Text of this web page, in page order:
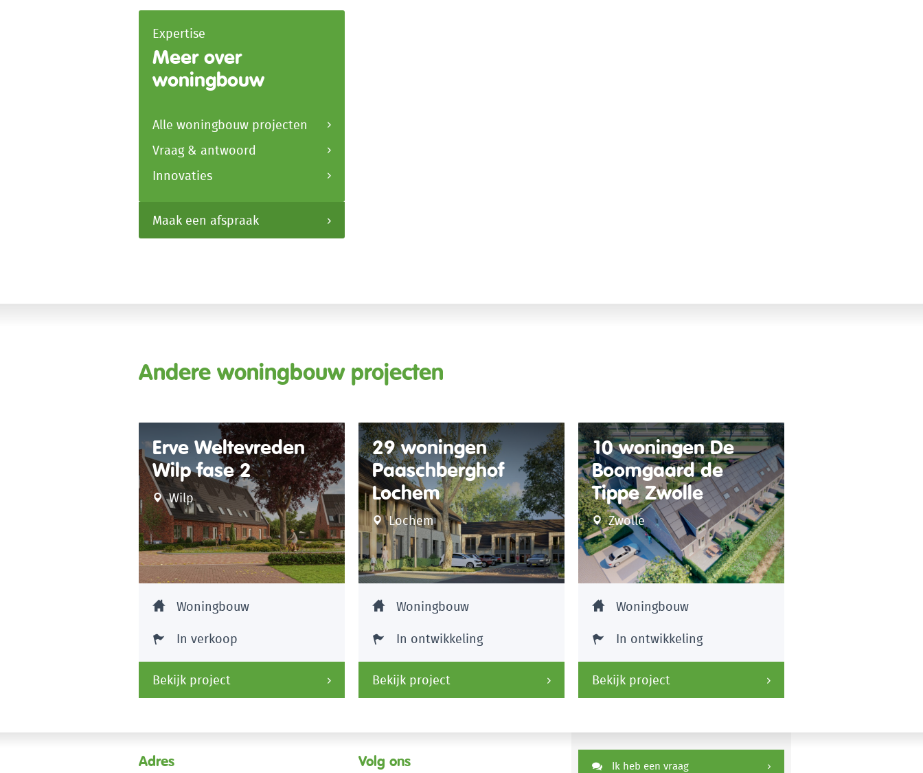
Expertise
Meer over
woningbouw
Alle woningbouw projecten
Vraag & antwoord
Innovaties
Maak een afspraak
Andere woningbouw projecten
Erve Weltevreden
Wilp fase 2
Wilp
Woningbouw
In verkoop
Bekijk project
29 woningen
Paaschberghof
Lochem
Lochem
Woningbouw
In ontwikkeling
Bekijk project
10 woningen De
Boomgaard de
Tippe Zwolle
Zwolle
Woningbouw
In ontwikkeling
Bekijk project
Adres Volg ons Ik heb een vraag